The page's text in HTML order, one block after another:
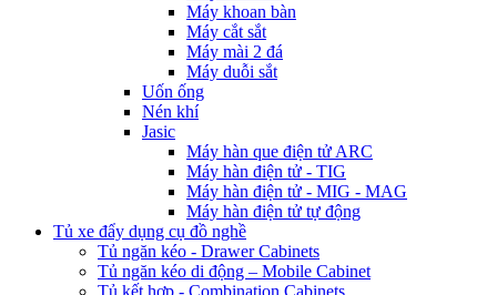
Máy khoan bàn
Máy cắt sắt
Máy mài 2 đá
Máy duỗi sắt
Uốn ống
Nén khí
Jasic
Máy hàn que điện tử ARC
Máy hàn điện tử - TIG
Máy hàn điện tử - MIG - MAG
Máy hàn điện tử tự động
Tủ xe đẩy dụng cụ đồ nghề
Tủ ngăn kéo - Drawer Cabinets
Tủ ngăn kéo di động – Mobile Cabinet
Tủ kết hợp - Combination Cabinets